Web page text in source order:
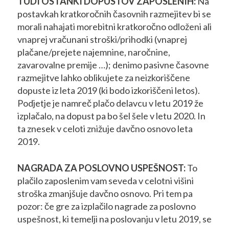
postavkah kratkoročnih časovnih razmejitev bi se
morali nahajati morebitni kratkoročno odloženi ali
vnaprej vračunani stroški/prihodki (vnaprej
plačane/prejete najemnine, naročnine,
zavarovalne premije …); denimo pasivne časovne
razmejitve lahko oblikujete za neizkoriščene
dopuste iz leta 2019 (ki bodo izkoriščeni letos).
Podjetje je namreč plačo delavcu v letu 2019 že
izplačalo, na dopust pa bo šel šele v letu 2020. In
ta znesek v celoti znižuje davčno osnovo leta
2019.
NAGRADA ZA POSLOVNO USPEŠNOST:To
plačilo zaposlenim vam seveda v celotni višini
stroška zmanjšuje davčno osnovo. Pri tem pa
pozor: če gre za izplačilo nagrade za poslovno
uspešnost, ki temelji na poslovanju v letu 2019, se